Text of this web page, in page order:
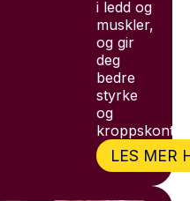
i ledd og
muskler,
og gir
deg
bedre
styrke
og
LES MER